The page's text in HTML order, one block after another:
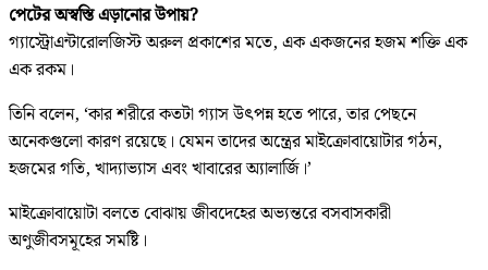
পেটের অস্বস্তি এড়ানোর উপায়?
গ্যাস্ট্রোএন্টারোলজিস্ট অরুল প্রকাশের মতে, এক একজনের হজম শক্তি এক
এক রকম।
তিনি বলেন, ‘কার শরীরে কতটা গ্যাস উৎপন্ন হতে পারে, তার পেছনে
অনেকগুলো কারণ রয়েছে। যেমন তাদের অন্ত্রের মাইক্রোবায়োটার গঠন,
হজমের গতি, খাদ্যাভ্যাস এবং খাবারের অ্যালার্জি।’
মাইক্রোবায়োটা বলতে বোঝায় জীবদেহের অভ্যন্তরে বসবাসকারী
অণুজীবসমূহের সমষ্টি।